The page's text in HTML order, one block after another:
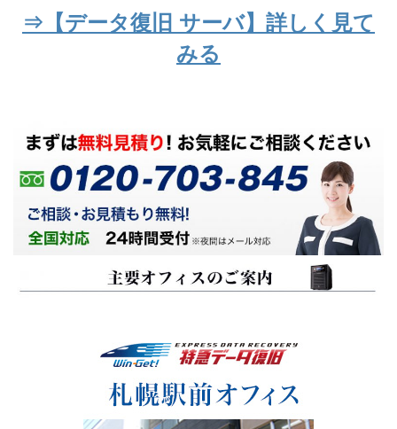
⇒【データ復旧 サーバ】詳しく見て
みる